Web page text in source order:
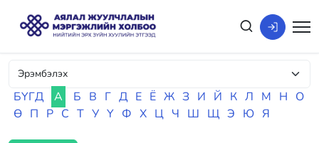
БҮГД А Б В Г Д Е Ё Ж З И Й К Л М Н О
Ө П Р С Т У Ү Ф Х Ц Ч Ш Щ Э Ю Я